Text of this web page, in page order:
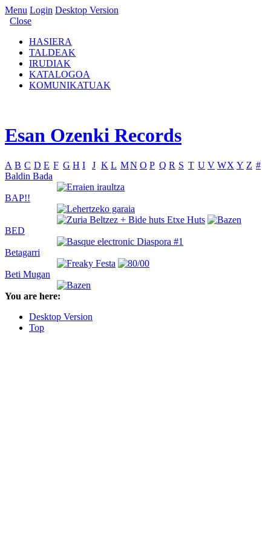
Menu Login Desktop Version
Close
HASIERA
TALDEAK
IRUDIAK
KATALOGOA
KOMUNIKATUAK
Esan Ozenki Records
A B C D E F G H I J K L MN O P Q R S T U V WX Y Z #
Baldin Bada
BAP!!
BED
Betagarri
Beti Mugan
You are here:
Desktop Version
Top